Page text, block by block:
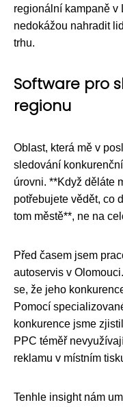
regionální kampaně v
nedokážou nahradit
trhu.
Software pro
regionu
Oblast, která mě v
sledování
úrovni. **Když děláte
potřebujete vědět, co
tom městě**, ne na
Před časem jsem
autoservis v
se, že jeho
Pomocí
konkurence jsme
PPC téměř
reklamu v místním
Tenhle insight nám